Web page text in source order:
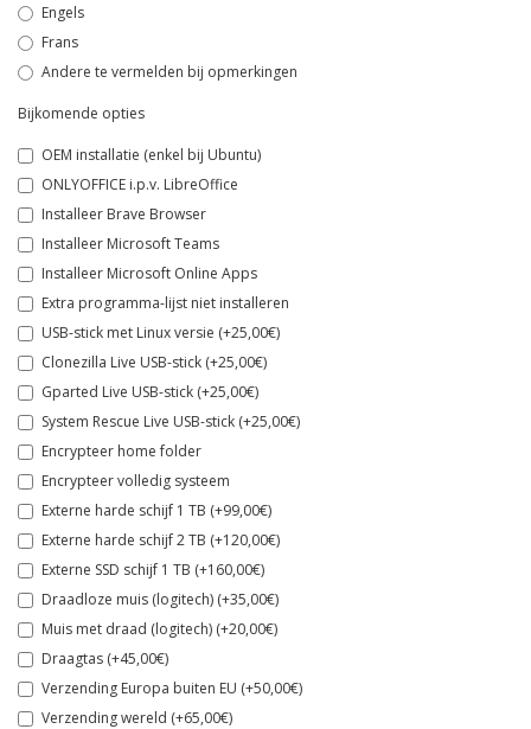
Engels
Frans
Andere te vermelden bij opmerkingen
Bijkomende opties
OEM installatie (enkel bij Ubuntu)
ONLYOFFICE i.p.v. LibreOffice
Installeer Brave Browser
Installeer Microsoft Teams
Installeer Microsoft Online Apps
Extra programma-lijst niet installeren
USB-stick met Linux versie (+25,00€)
Clonezilla Live USB-stick (+25,00€)
Gparted Live USB-stick (+25,00€)
System Rescue Live USB-stick (+25,00€)
Encrypteer home folder
Encrypteer volledig systeem
Externe harde schijf 1 TB (+99,00€)
Externe harde schijf 2 TB (+120,00€)
Externe SSD schijf 1 TB (+160,00€)
Draadloze muis (logitech) (+35,00€)
Muis met draad (logitech) (+20,00€)
Draagtas (+45,00€)
Verzending Europa buiten EU (+50,00€)
Verzending wereld (+65,00€)